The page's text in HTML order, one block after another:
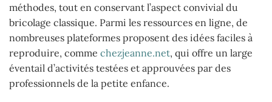
méthodes, tout en conservant l’aspect convivial du
bricolage classique. Parmi les ressources en ligne, de
nombreuses plateformes proposent des idées faciles à
reproduire, comme chezjeanne.net, qui offre un large
éventail d’activités testées et approuvées par des
professionnels de la petite enfance.